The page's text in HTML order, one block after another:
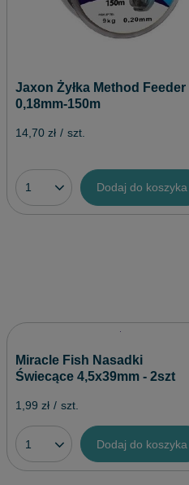
Jaxon Żyłka Method Feeder
0,18mm-150m
14,70 zł / szt.
Dodaj do koszyka
Miracle Fish Nasadki
Świecące 4,5x39mm - 2szt
1,99 zł / szt.
Dodaj do koszyka